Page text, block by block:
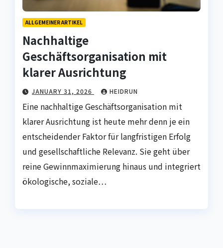
ALLGEMEINER ARTIKEL
Nachhaltige
Geschäftsorganisation mit
klarer Ausrichtung
JANUARY 31, 2026 HEIDRUN
Eine nachhaltige Geschäftsorganisation mit
klarer Ausrichtung ist heute mehr denn je ein
entscheidender Faktor für langfristigen Erfolg
und gesellschaftliche Relevanz. Sie geht über
reine Gewinnmaximierung hinaus und integriert
ökologische, soziale…